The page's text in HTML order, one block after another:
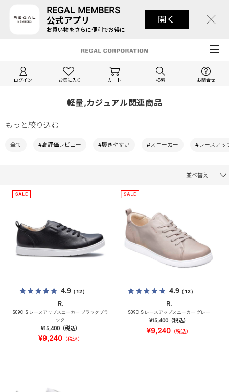
REGAL MEMBERS
公式アプリ
お買い物をさらに便利でお得に
開く
ログイン お気に入り カート 検索 お問合せ
軽量,カジュアル関連商品
もっと絞り込む
全て #高評価レビュー #履きやすい #スニーカー #レースアッ
並べ替え
4.9（12）
R.
S09C_S レースアップスニーカー ブラックブラ
ック
¥15,400（税込）
¥9,240（税込）
4.9（12）
R.
S09C_S レースアップスニーカー グレー
¥15,400（税込）
¥9,240（税込）